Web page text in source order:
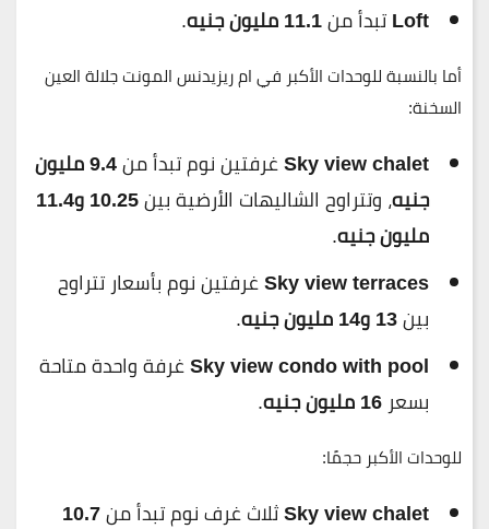
Loftتبدأ من11.1 مليون جنيه .
أما بالنسبة للوحدات الأكبر فيام ريزيدنس المونت جلالة العين
السخنة:
Sky view chaletغرفتين نوم تبدأ من
9.4 مليون
جنيه، وتتراوح الشاليهات الأرضية بين
10.25 و11.4
مليون جنيه.
Sky view terracesغرفتين نوم بأسعار تتراوح
بين13 و14 مليون جنيه
.
Sky view condo with poolغرفة واحدة متاحة
بسعر 16 مليون جنيه .
للوحدات الأكبر حجمًا:
Sky view chaletثلاث غرف نوم تبدأ من10.7